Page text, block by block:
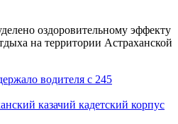
оздоровительному эффекту
на территории Астраханской
водителя с 245
казачий кадетский корпус